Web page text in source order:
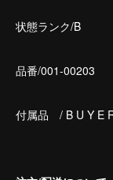
状態ランク/B
品番/001-00203
付属品 / B U Y E